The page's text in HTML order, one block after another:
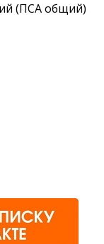
(ПСА общий)